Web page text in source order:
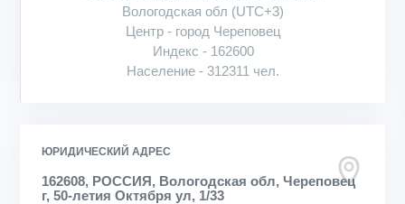
Вологодская обл (UTC+3)
Центр - город Череповец
Индекс - 162600
Население - 312311 чел.
ЮРИДИЧЕСКИЙ АДРЕС
162608, РОССИЯ, Вологодская обл, Череповец
г, 50-летия Октября ул, 1/33